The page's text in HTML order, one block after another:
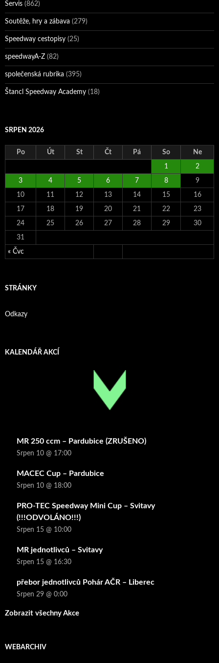
Servis (862)
Soutěže, hry a zábava (279)
Speedway cestopisy (25)
speedwayA-Z (82)
společenská rubrika (395)
Štancl Speedway Academy (18)
SRPEN 2026
Po Út St Čt Pá So Ne
« Čvc
1 2
3 4 5 6 7 8 9
10 11 12 13 14 15 16
17 18 19 20 21 22 23
24 25 26 27 28 29 30
31
STRÁNKY
Odkazy
KALENDÁŘ AKCÍ
MR 250 ccm – Pardubice (ZRUŠENO)
Srpen 10 @ 17:00
MACEC Cup – Pardubice
Srpen 10 @ 18:00
PRO-TEC Speedway Mini Cup – Svitavy
(!!!ODVOLÁNO!!!)
Srpen 15 @ 10:00
MR jednotlivců – Svitavy
Srpen 15 @ 16:30
přebor jednotlivců Pohár AČR – Liberec
Srpen 29 @ 0:00
Zobrazit všechny Akce
WEBARCHIV